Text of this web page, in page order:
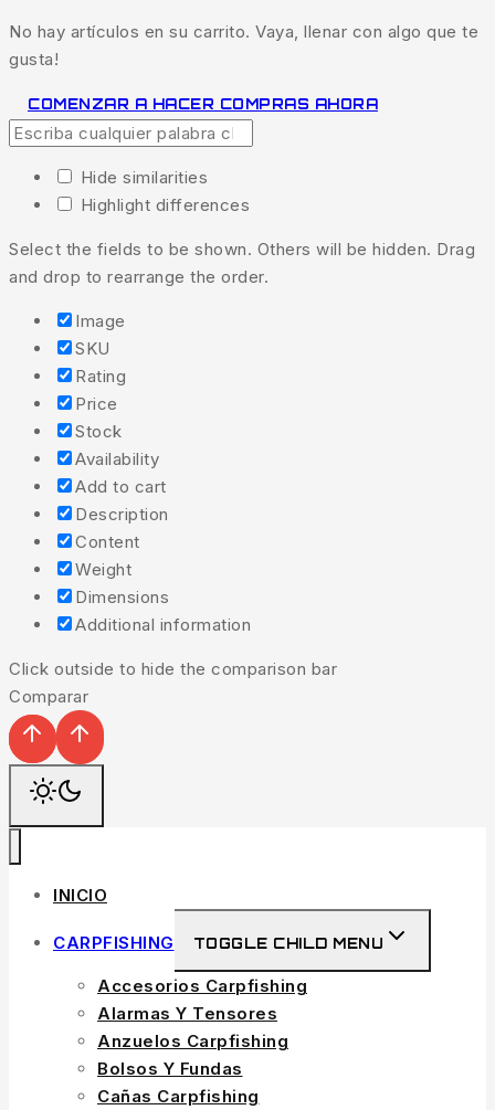
No hay artículos en su carrito. Vaya, llenar con algo que te
gusta!
COMENZAR A HACER COMPRAS AHORA
Hide similarities
Highlight differences
Select the fields to be shown. Others will be hidden. Drag
and drop to rearrange the order.
Image
SKU
Rating
Price
Stock
Availability
Add to cart
Description
Content
Weight
Dimensions
Additional information
Click outside to hide the comparison bar
Comparar
INICIO
CARPFISHING TOGGLE CHILD MENU
Accesorios Carpfishing
Alarmas Y Tensores
Anzuelos Carpfishing
Bolsos Y Fundas
Cañas Carpfishing